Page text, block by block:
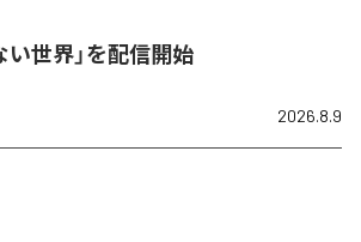
い世界」を配信開始
2026.8.9